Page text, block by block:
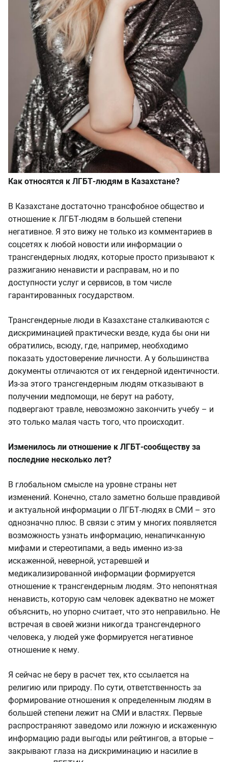
Как относятся к ЛГБТ-людям в Казахстане?
В Казахстане достаточно трансфобное общество и
отношение к ЛГБТ-людям в большей степени
негативное. Я это вижу не только из комментариев в
соцсетях к любой новости или информации о
трансгендерных людях, которые просто призывают к
разжиганию ненависти и расправам, но и по
доступности услуг и сервисов, в том числе
гарантированных государством.
Трансгендерные люди в Казахстане сталкиваются с
дискриминацией практически везде, куда бы они ни
обратились, всюду, где, например, необходимо
показать удостоверение личности. А у большинства
документы отличаются от их гендерной идентичности.
Из-за этого трансгендерным людям отказывают в
получении медпомощи, не берут на работу,
подвергают травле, невозможно закончить учебу – и
это только малая часть того, что происходит.
Изменилось ли отношение к ЛГБТ-сообществу за
последние несколько лет?
В глобальном смысле на уровне страны нет
изменений. Конечно, стало заметно больше правдивой
и актуальной информации о ЛГБТ-людях в СМИ – это
однозначно плюс. В связи с этим у многих появляется
возможность узнать информацию, ненапичканную
мифами и стереотипами, а ведь именно из-за
искаженной, неверной, устаревшей и
медикализированной информации формируется
отношение к трансгендерным людям. Это непонятная
ненависть, которую сам человек адекватно не может
объяснить, но упорно считает, что это неправильно. Не
встречая в своей жизни никогда трансгендерного
человека, у людей уже формируется негативное
отношение к нему.
Я сейчас не беру в расчет тех, кто ссылается на
религию или природу. По сути, ответственность за
формирование отношения к определенным людям в
большей степени лежит на СМИ и властях. Первые
распространяют заведомо или ложную и искаженную
информацию ради выгоды или рейтингов, а вторые –
закрывают глаза на дискриминацию и насилие в